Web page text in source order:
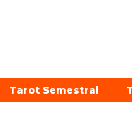
Tarot Semestral